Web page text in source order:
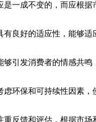
是一成不变的，而应根
有良好的适应性，能够
够引发消费者的情感共
虑环保和可持续性因素
重反馈和评估，根据市